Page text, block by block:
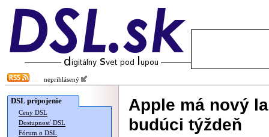
neprihlásený
DSL pripojenie
Ceny DSL
Dostupnosť DSL
Fórum o DSL
Apple má nový
budúci týždeň